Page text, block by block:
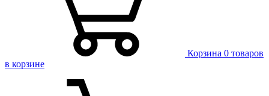
Корзина 0 товаров
в корзине